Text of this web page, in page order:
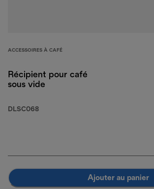
ACCESSOIRES À CAFÉ
Récipient pour café
sous vide
DLSC068
Ajouter au panier